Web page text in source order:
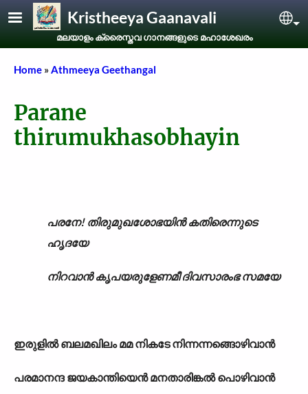
Skip to main contentKristheeya Gaanavali
മലയാളം ക്രൈസ്തവ ഗാനങ്ങളുടെ മഹാശേഖരം
Breadcrumb
Home Athmeeya Geethangal
Parane
thirumukhasobhayin
പരനേ! തിരുമുഖശോഭയിൻ കതിരെന്നുടെ
ഹൃദയേ
നിറവാൻ കൃപയരുളേണമീ ദിവസാരംഭ സമയേ
ഇരുളിൽ ബലമഖിലം മമ നികടേ നിന്നന്നങ്ങൊഴിവാൻ
പരമാനന്ദ ജയകാന്തിയെൻ മനതാരിങ്കൽ പൊഴിവാൻ